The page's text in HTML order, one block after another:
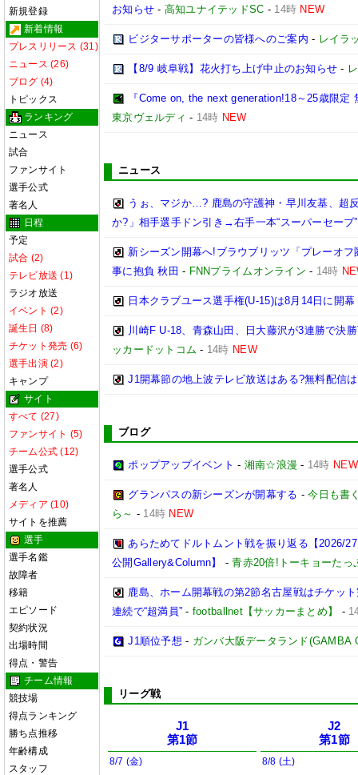
新規登録
新着情報
プレスリリース (31)
ニュース (26)
ブログ (4)
トピックス
ランキング
ニュース
試合
ファンサイト
選手公式
著名人
日程
予定
試合 (2)
テレビ放送 (1)
ラジオ放送
イベント (2)
誕生日 (8)
チケット発売 (6)
選手出演 (2)
キャンプ
サイト
すべて (27)
ファンサイト (5)
チーム公式 (12)
選手公式
著名人
メディア (10)
サイトを推薦
選手
選手名鑑
故障者
移籍
エピソード
契約状況
出場時間
得点・警告
チーム情報
競技場
得点ランキング
勝ち点推移
年齢構成
スタッフ
お知らせ - 高知ユナイテッドSC - 14時 NEW
ビジターサポーターの皆様へのご案内 - レイラ
【8/9 岐阜戦】花火打ち上げ中止のお知らせ -
『Come on, the next generation!18～25歳限
東京ヴェルディ - 14時 NEW
ニュース
うぉ、マジか…? 鹿島の守護神・早川友基、超
か?」相手選手ドン引き→右手一本“スーパーセーブ”
新シーズン開幕へ!ブラウブリッツ「プレーオ
事に抱負 秋田 - FNNプライムオンライン - 14時
日本クラブユース選手権(U-15)は8月14日に開幕
川崎F U-18、青森山田、日大藤沢が3連勝で決
ッカードットコム - 14時 NEW
J1開幕節の地上波テレビ放送はある?無料配信
ブログ
ポップアップイベント - 湘南☆浪漫 - 14時 NEW
グランパスの新シーズンが開幕する -今日も書
ら～ - 14時 NEW
あらためてドルトムント戦を振り返る【2026/
公開Gallery&Column】
-青赤20倍!トーキョーたっ
鹿島、ホーム開幕戦の第2節名古屋戦はチケッ
連続で“超満員” - footballnet【サッカーまとめ】 -
J1順位予想 - ガンバ大阪データランド(GAMBA
リーグ戦
J1
第1節
8/7 (金)
J2
第1節
8/8 (土)